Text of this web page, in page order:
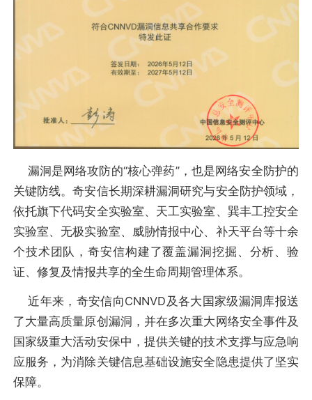
漏洞是网络攻防的“核心弹药”，也是网络安全防护的
关键防线。奇安信长期深耕漏洞研究与安全防护领域，
依托旗下代码安全实验室、天工实验室、巽丰工控安全
实验室、无极实验室、威胁情报中心、补天平台等十余
个技术团队，奇安信构建了覆盖漏洞挖掘、分析、验
证、修复及情报共享的全生命周期管理体系。
近年来，奇安信向CNNVD及各大国家级漏洞库报送
了大量高质量原创漏洞，并在多次重大网络安全事件及
国家级重大活动安保中，提供关键的技术支撑与应急响
应服务，为消除关键信息基础设施安全隐患提供了坚实
保障。